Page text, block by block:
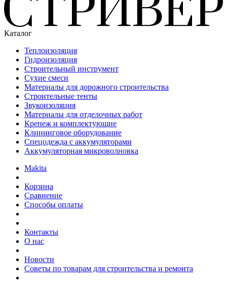
Каталог
Теплоизоляция
Гидроизоляция
Строительный инструмент
Сухие смеси
Материалы для дорожного строительства
Строительные тенты
Звукоизоляция
Материалы для отделочных работ
Крепеж и комплектующие
Клининговое оборудование
Спецодежда с аккумуляторами
Аккумуляторная микроволновка
Makita
Корзина
Сравнение
Способы оплаты
Контакты
О нас
Новости
Советы по товарам для строительства и ремонта